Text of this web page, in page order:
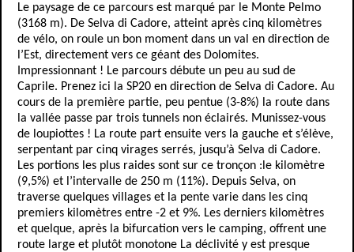
Le paysage de ce parcours est marqué par le Monte Pelmo
(3168 m). De Selva di Cadore, atteint après cinq kilomètres
de vélo, on roule un bon moment dans un val en direction de
l’Est, directement vers ce géant des Dolomites.
Impressionnant ! Le parcours débute un peu au sud de
Caprile. Prenez ici la SP20 en direction de Selva di Cadore. Au
cours de la première partie, peu pentue (3-8%) la route dans
la vallée passe par trois tunnels non éclairés. Munissez-vous
de loupiottes ! La route part ensuite vers la gauche et s’élève,
serpentant par cinq virages serrés, jusqu’à Selva di Cadore.
Les portions les plus raides sont sur ce tronçon :le kilomètre
(9,5%) et l’intervalle de 250 m (11%). Depuis Selva, on
traverse quelques villages et la pente varie dans les cinq
premiers kilomètres entre -2 et 9%. Les derniers kilomètres
et quelque, après la bifurcation vers le camping, offrent une
route large et plutôt monotone La déclivité y est presque